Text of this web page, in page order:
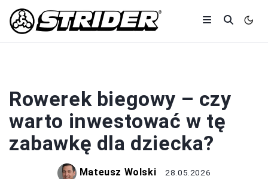
Rowerek biegowy – czy
warto inwestować w tę
zabawkę dla dziecka?
Mateusz Wolski 28.05.2026